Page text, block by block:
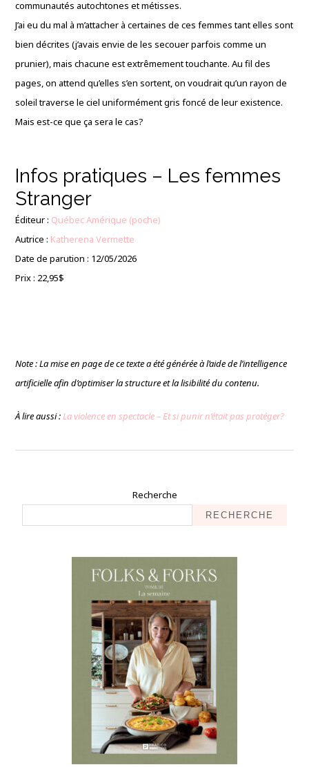
communautés autochtones et métisses.
J’ai eu du mal à m’attacher à certaines de ces femmes tant elles sont
bien décrites (j’avais envie de les secouer parfois comme un
prunier), mais chacune est extrêmement touchante. Au fil des
pages, on attend qu’elles s’en sortent, on voudrait qu’un rayon de
soleil traverse le ciel uniformément gris foncé de leur existence.
Mais est-ce que ça sera le cas?
Infos pratiques – Les femmes
Stranger
Éditeur : Québec Amérique (poche)
Autrice : Katherena Vermette
Date de parution : 12/05/2026
Prix : 22,95$
Note : La mise en page de ce texte a été générée à l’aide de l’intelligence
artificielle afin d’optimiser la structure et la lisibilité du contenu.
À lire aussi :La violence en spectacle – Et si punir n’était pas protéger?
Recherche
RECHERCHE